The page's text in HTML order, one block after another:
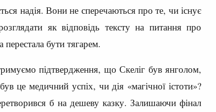
надія. Вони не сперечаються про те, чи існує
як відповідь тексту на питання про
бути тягарем.
підтвердження, що Скеліг був янголом,
це медичний успіх, чи дія «магічної істоти»?
б на дешеву казку. Залишаючи фінал